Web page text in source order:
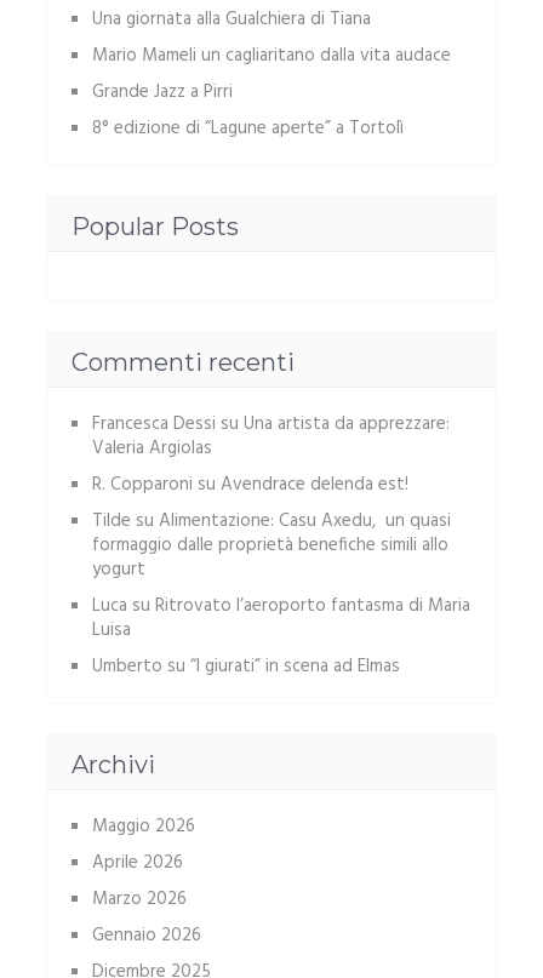
Una giornata alla Gualchiera di Tiana
Mario Mameli un cagliaritano dalla vita audace
Grande Jazz a Pirri
8° edizione di “Lagune aperte” a Tortolì
Popular Posts
Commenti recenti
Francesca Dessi su Una artista da apprezzare:
Valeria Argiolas
R. Copparoni su Avendrace delenda est!
Tilde su Alimentazione: Casu Axedu, un quasi
formaggio dalle proprietà benefiche simili allo
yogurt
Luca su Ritrovato l’aeroporto fantasma di Maria
Luisa
Umberto su “I giurati” in scena ad Elmas
Archivi
Maggio 2026
Aprile 2026
Marzo 2026
Gennaio 2026